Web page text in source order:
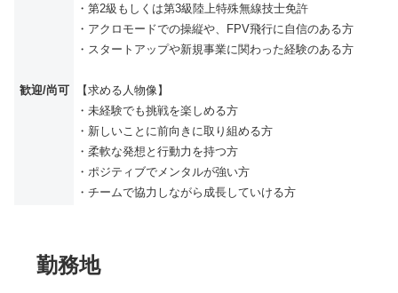
歓迎/尚可
・第2級もしくは第3級陸上特殊無線技士免許
・アクロモードでの操縦や、FPV飛行に自信のある方
・スタートアップや新規事業に関わった経験のある方
【求める人物像】
・未経験でも挑戦を楽しめる方
・新しいことに前向きに取り組める方
・柔軟な発想と行動力を持つ方
・ポジティブでメンタルが強い方
・チームで協力しながら成長していける方
勤務地